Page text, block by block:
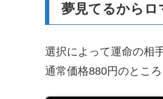
夢見てるから
選択によって運命の相
通常価格880円のところ